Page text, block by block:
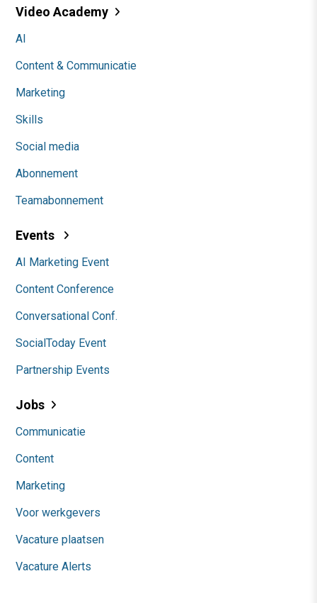
Video Academy
AI
Content & Communicatie
Marketing
Skills
Social media
Abonnement
Teamabonnement
Events
AI Marketing Event
Content Conference
Conversational Conf.
SocialToday Event
Partnership Events
Jobs
Communicatie
Content
Marketing
Voor werkgevers
Vacature plaatsen
Vacature Alerts